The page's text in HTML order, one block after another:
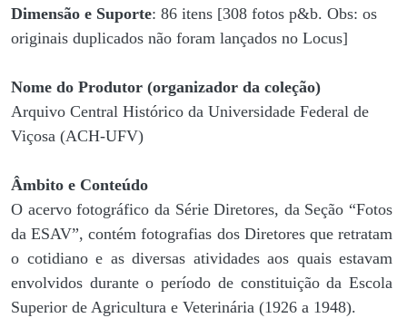
Dimensão e Suporte: 86 itens [308 fotos p&b. Obs: os
originais duplicados não foram lançados no Locus]
Nome do Produtor (organizador da coleção)
Arquivo Central Histórico da Universidade Federal de
Viçosa (ACH-UFV)
Âmbito e Conteúdo
O acervo fotográfico da Série Diretores, da Seção “Fotos
da ESAV”, contém fotografias dos Diretores que retratam
o cotidiano e as diversas atividades aos quais estavam
envolvidos durante o período de constituição da Escola
Superior de Agricultura e Veterinária (1926 a 1948).